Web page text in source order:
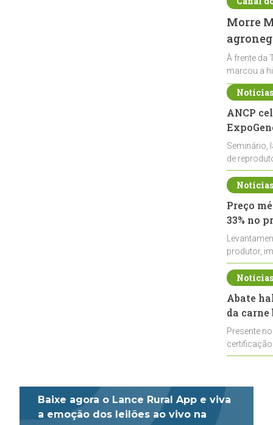
Morre
À frente da
marcou a
ANCP
Seminário,
de
durante a
Preço
33% no
produtor,
de leite cru
Abate
da
Presente
Baixe agora o Lance Rural App e viva
a emoção dos leilões ao vivo na